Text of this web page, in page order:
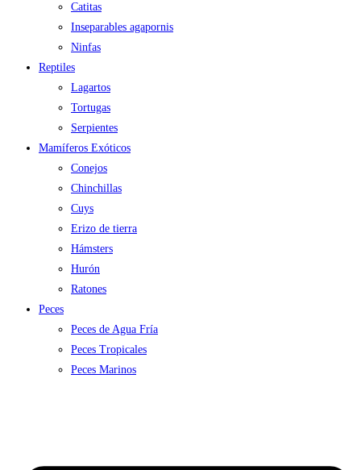
Catitas
Inseparables agapornis
Ninfas
Reptiles
Lagartos
Tortugas
Serpientes
Mamíferos Exóticos
Conejos
Chinchillas
Cuys
Erizo de tierra
Hámsters
Hurón
Ratones
Peces
Peces de Agua Fría
Peces Tropicales
Peces Marinos